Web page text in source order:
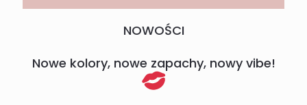
NOWOŚCI
Nowe kolory, nowe zapachy, nowy vibe!